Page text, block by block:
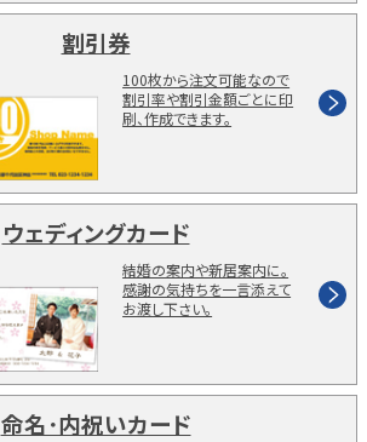
割引券
100枚から注文可能なので
割引率や割引金額ごとに印
刷、作成できます。
ウェディングカード
結婚の案内や新居案内に。
感謝の気持ちを一言添えて
お渡し下さい。
命名･内祝いカード